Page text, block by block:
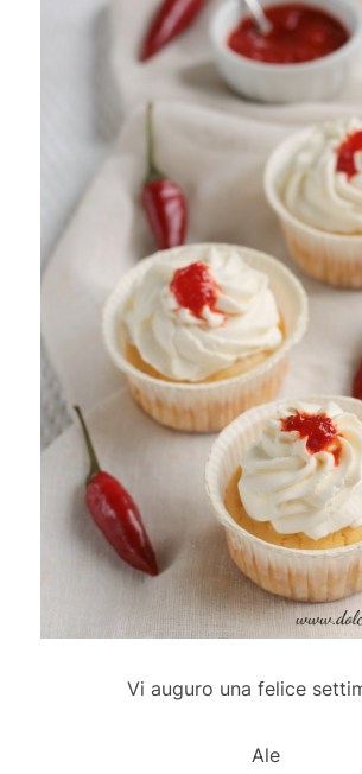
Vi auguro una felice
Ale